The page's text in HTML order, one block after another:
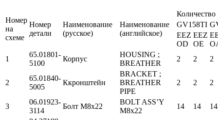
Номер
на
схеме
Номер
детали
Наименование
(русское)
Наименование
(английское)
Количество
GV158TI
EEZ
OD
EEZ
OE
1
65.01801-
5100
Корпус
HOUSING ;
BREATHER
2 2 2
2
65.01840-
5005
Ккронштейн
BRACKET ;
BREATHER
PIPE
2 2 2
3
06.01923-
3114
Болт М8х22
BOLT ASS’Y
M8x22
14 14 14